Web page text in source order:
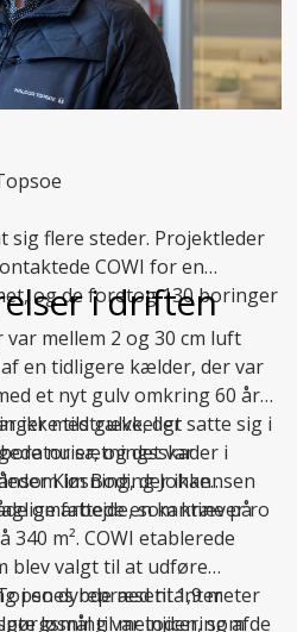
sig flere steder. Projektleder
COWI for en
og de foretog 130 boringer
i driften
mellem 2 og 30 cm luft
en tidligere kælder, der var
et nyt gulv omkring 60 år
ikke tilstrækkeligt
nu sætningsskader i
Kim Boding Johannsen
med gulve, der satte sig i
og det var
løsning, der ikke
arbejde, som kræver ro
omfattede en kantine på
m². COWI etablerede
blev valgt til at udføre
i en dybde ned til 1,9 meter
løsning var injicering af
repræsentanter
til metoden, som de